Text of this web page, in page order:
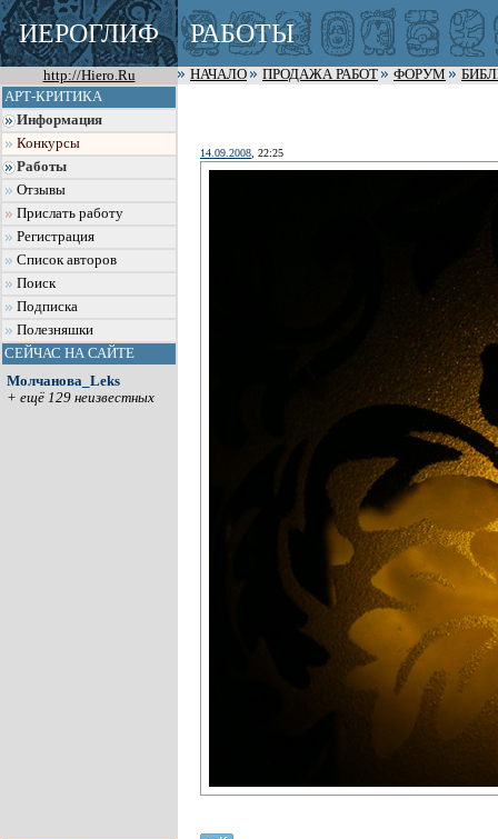
ИЕРОГЛИФ РАБОТЫ
http://Hiero.Ru НАЧАЛО ПРОДАЖА РАБОТ ФОРУМ
АРТ-КРИТИКА
Информация
Конкурсы
Работы
Отзывы
Прислать работу
Регистрация
Список авторов
Поиск
Подписка
Полезняшки
СЕЙЧАС НА САЙТЕ
Молчанова_Leks
+ ещё 129 неизвестных
14.09.2008 , 22:25